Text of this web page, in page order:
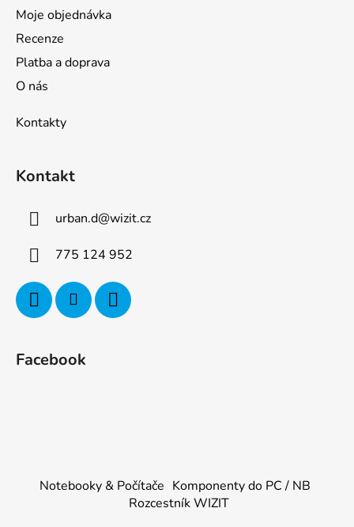
Moje objednávka
Recenze
Platba a doprava
O nás
Kontakty
Kontakt
urban.d@wizit.cz
775 124 952
Facebook
Notebooky & Počítače Komponenty do PC / NB
Rozcestník WIZIT